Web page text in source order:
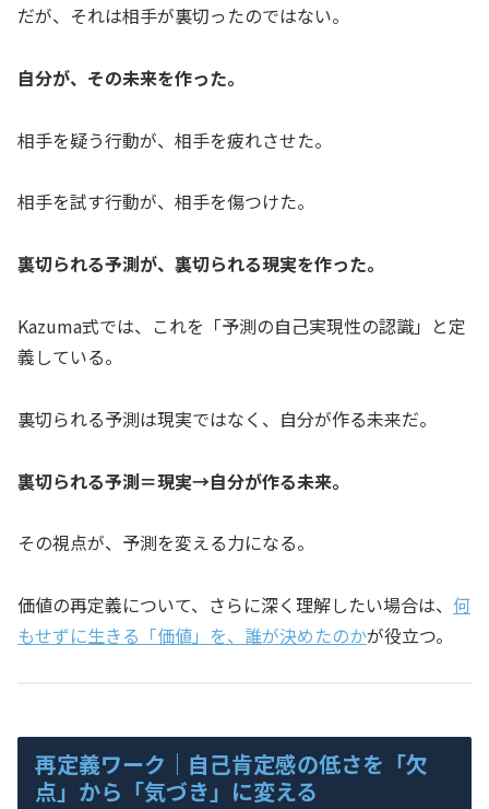
だが、それは相手が裏切ったのではない。
自分が、その未来を作った。
相手を疑う行動が、相手を疲れさせた。
相手を試す行動が、相手を傷つけた。
裏切られる予測が、裏切られる現実を作った。
Kazuma式では、これを「予測の自己実現性の認識」と定
義している。
裏切られる予測は現実ではなく、自分が作る未来だ。
裏切られる予測＝現実→自分が作る未来。
その視点が、予測を変える力になる。
価値の再定義について、さらに深く理解したい場合は、 何
もせずに生きる「価値」を、誰が決めたのかが役立つ。
再定義ワーク｜自己肯定感の低さを「欠
点」から「気づき」に変える